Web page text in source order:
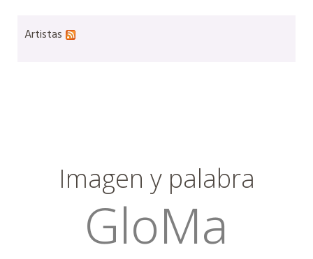
Artistas
Imagen y palabra
GloMa